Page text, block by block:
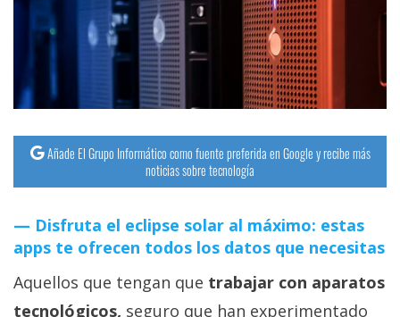
Operadores
Trucos
y
Tutoriales
Sistemas
operativos
Añade El Grupo Informático como fuente preferida en Google y recibe más
noticias sobre tecnología
Disfruta el eclipse solar al máximo: estas
apps te ofrecen todos los datos que necesitas
Aquellos que tengan que trabajar con aparatos
tecnológicos, seguro que han experimentado